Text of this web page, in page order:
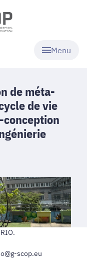
Menu
de méta-
de vie
conception
scop.eu